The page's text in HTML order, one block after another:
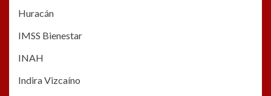
Huracán
IMSS Bienestar
INAH
Indira Vizcaíno